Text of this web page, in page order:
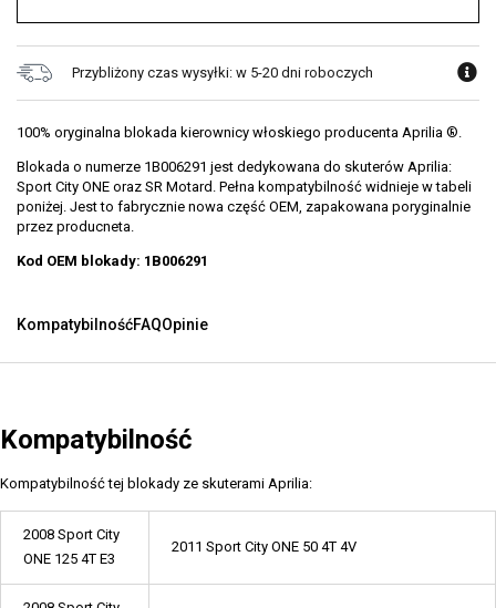
Przybliżony czas wysyłki: w 5-20 dni roboczych
100% oryginalna blokada kierownicy włoskiego producenta Aprilia ®.
Blokada o numerze 1B006291 jest dedykowana do skuterów Aprilia:
Sport City ONE oraz SR Motard. Pełna kompatybilność widnieje w tabeli
poniżej. Jest to fabrycznie nowa część OEM, zapakowana poryginalnie
przez producneta.
Kod OEM blokady: 1B006291
KompatybilnośćFAQOpinie
Kompatybilność
Kompatybilność tej blokady ze skuterami Aprilia:
2008 Sport City
ONE 125 4T E3
2011 Sport City ONE 50 4T 4V